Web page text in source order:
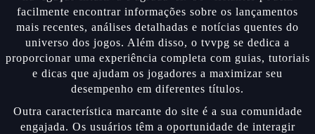
facilmente encontrar informações sobre os lançamentos
mais recentes, análises detalhadas e notícias quentes do
universo dos jogos. Além disso, o tvvpg se dedica a
proporcionar uma experiência completa com guias, tutoriais
e dicas que ajudam os jogadores a maximizar seu
desempenho em diferentes títulos.
Outra característica marcante do site é a sua comunidade
engajada. Os usuários têm a oportunidade de interagir